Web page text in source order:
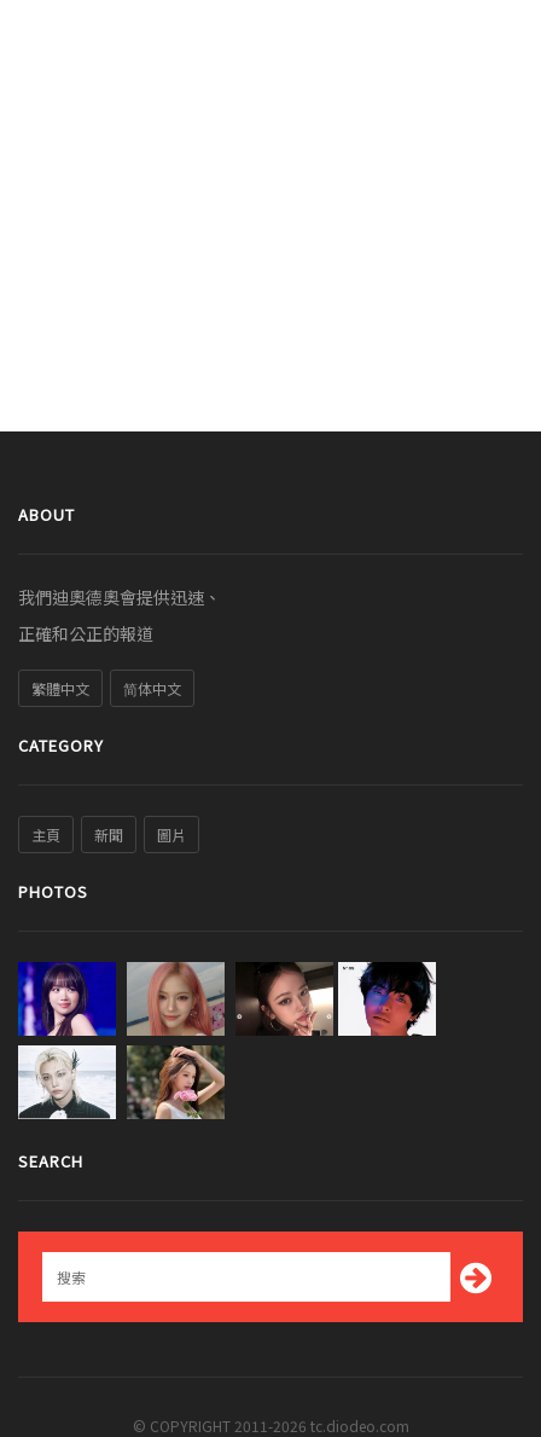
ABOUT
我們迪奧德奧會提供迅速、
正確和公正的報道
繁體中文 简体中文
CATEGORY
主頁 新聞 圖片
PHOTOS
SEARCH
© COPYRIGHT 2011-2026 tc.diodeo.com